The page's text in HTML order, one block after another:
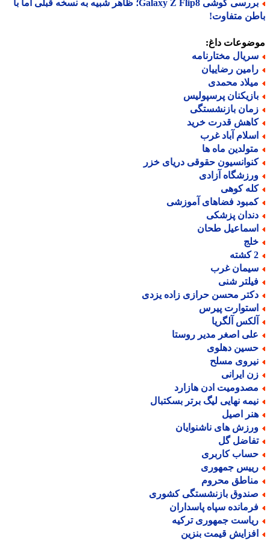
بررسی گوشی Galaxy Z Flip8؛ ظاهر شبیه به نسخه قبلی اما با
متفاوت!
داغ:
مختارنامه
رضاییان
محمدی
پرسپولیس
بازنشستگی
قدرت خرید
آباد غرب
ماه ها
حقوقی دریای خزر
آزادی
کوهی
فضاهای آموزشی
پزشکی
طحان
غرب
شنی
محسن حرازی زاده یزدی
پیرس
آلگریا
اصغر مدیر روستا
دهلوی
مسلح
ایرانی
ادن هازارد
نهایی لیگ برتر بسکتبال
اصیل
های ناشنوایان
گل
کاربری
جمهوری
محروم
بازنشستگی کشوری
سپاه پاسداران
جمهوری ترکیه
قیمت بنزین